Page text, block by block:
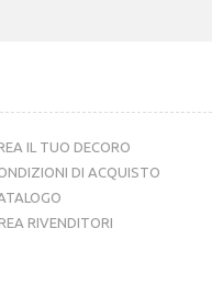
IL TUO DECORO
DI ACQUISTO
RIVENDITORI